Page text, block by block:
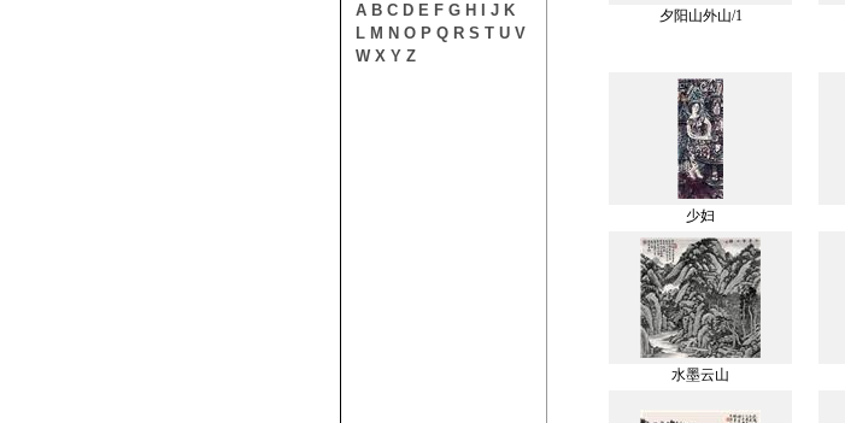
A B C D E F G H J K
L M N O P Q R S T U V
W X Y Z
夕阳山外山/1
少妇
水墨云山